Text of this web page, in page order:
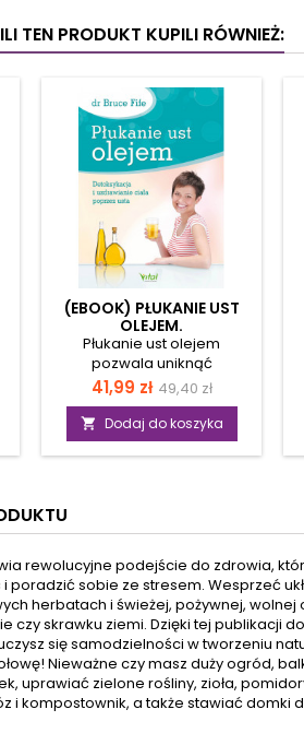
TEN PRODUKT KUPILI RÓWNIEŻ:
(EBOOK) PŁUKANIE UST
OLEJEM.
Płukanie ust olejem
pozwala uniknąć
poważnych dolegliwości.
Olej eliminuje bakterie,
grzyby i zmiany próchnicze,
będące przyczyną
powstawania chorób
zbawienne działanie, ale
również poznasz sposoby
uniknięcia zagrożeń
czyhających podczas...
wizyty u dentysty. Dzięki tej
wywodzącej się z Ajurwedy
metodzie, pozbędziesz się
ze swojego ciała metali
ciężkich i innych szkodliwych
związków. Autor
Cena
41,99 zł Cena
podstawowa
49,40 zł
 Dodaj do koszyka
rewolucyjne podejście do zdrowia,
poradzić sobie ze stresem. Wesprzeć
herbatach i świeżej, pożywnej,
czy skrawku ziemi. Dzięki tej publikacji
się samodzielności w tworzeniu
Nieważne czy masz duży ogród,
uprawiać zielone rośliny, zioła,
i kompostownik, a także stawiać domki